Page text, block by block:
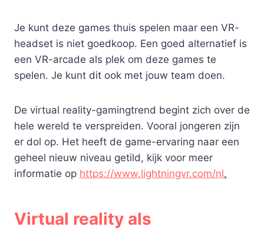
Je kunt deze games thuis spelen maar een VR-
headset is niet goedkoop. Een goed alternatief is
een VR-arcade als plek om deze games te
spelen. Je kunt dit ook met jouw team doen.
De virtual reality-gamingtrend begint zich over de
hele wereld te verspreiden. Vooral jongeren zijn
er dol op. Het heeft de game-ervaring naar een
geheel nieuw niveau getild, kijk voor meer
informatie op https://www.lightningvr.com/nl.
Virtual reality als